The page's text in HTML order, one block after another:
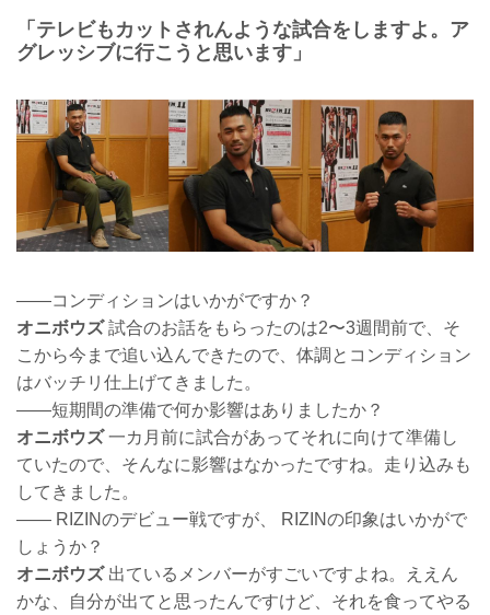
「テレビもカットされんような試合をしますよ。ア
グレッシブに行こうと思います」
――コンディションはいかがですか？
オニボウズ試合のお話をもらったのは2〜3週間前で、そ
こから今まで追い込んできたので、体調とコンディション
はバッチリ仕上げてきました。
――短期間の準備で何か影響はありましたか？
オニボウズ一カ月前に試合があってそれに向けて準備し
ていたので、そんなに影響はなかったですね。走り込みも
してきました。
―― RIZINのデビュー戦ですが、 RIZINの印象はいかがで
しょうか？
オニボウズ出ているメンバーがすごいですよね。ええん
かな、自分が出てと思ったんですけど、それを食ってやる